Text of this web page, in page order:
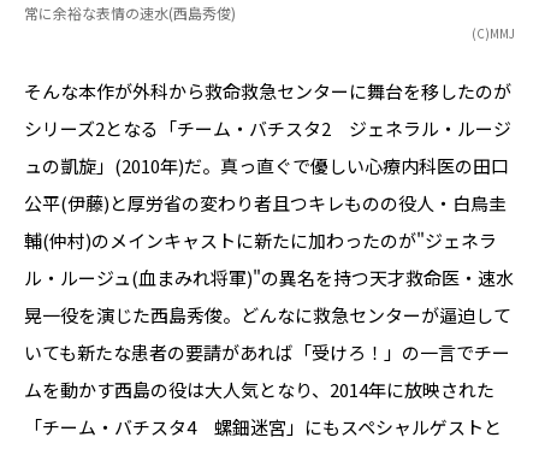
常に余裕な表情の速水(西島秀俊)
(C)MMJ
そんな本作が外科から救命救急センターに舞台を移したのが
シリーズ2となる「チーム・バチスタ2 ジェネラル・ルージ
ュの凱旋」(2010年)だ。真っ直ぐで優しい心療内科医の田口
公平(伊藤)と厚労省の変わり者且つキレものの役人・白鳥圭
輔(仲村)のメインキャストに新たに加わったのが"ジェネラ
ル・ルージュ(血まみれ将軍)"の異名を持つ天才救命医・速水
晃一役を演じた西島秀俊。どんなに救急センターが逼迫して
いても新たな患者の要請があれば「受けろ！」の一言でチー
ムを動かす西島の役は大人気となり、2014年に放映された
「チーム・バチスタ4 螺鈿迷宮」にもスペシャルゲストと